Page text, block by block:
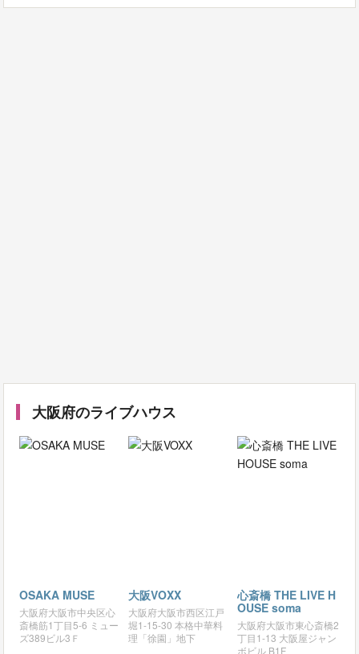
大阪府のライブハウス
OSAKA MUSE
大阪府大阪市中央区心
斎橋筋1丁目5-6 ミュー
ズ389ビル3Ｆ
大阪VOXX
大阪府大阪市西区江戸
堀1-15-30 本格中華料
理「徐園」地下
心斎橋 THE LIVE H
OUSE soma
大阪府大阪市東心斎橋2
丁目1-13 大阪屋ジャン
ボビル B1F